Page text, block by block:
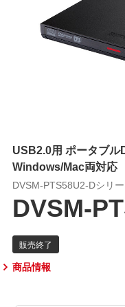
USB2.0用 ポータブ
Windows/Mac両対応
DVSM-PTS58U2-Dシリ
DVSM-
商品情報